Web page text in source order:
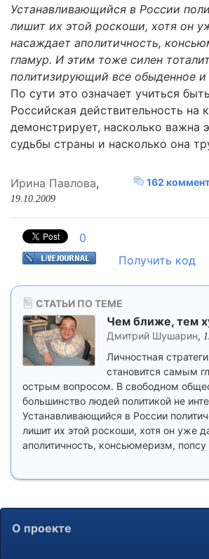
Устанавливающийся в России
лишит их этой роскоши, хотя он
насаждает аполитичность,
гламур. И этим тоже силен
политизирующий все обыденное и
По сути это означает учиться
Российская действительность на
демонстрирует, насколько важна
судьбы страны и насколько она
162
Ирина Павлова,
19.10.2009
0
Получить код
СТАТЬИ ПО ТЕМЕ
Чем ближе, тем
Дмитрий Шушарин,
Личностная
становится самым
острым вопросом. В свободном
большинство людей политикой не
Устанавливающийся в России
лишит их этой роскоши, хотя он уже
аполитичность, консьюмеризм, попсу
О проекте